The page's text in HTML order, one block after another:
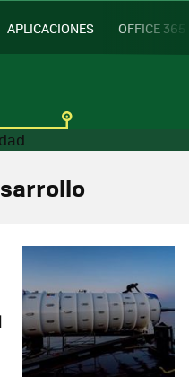
APLICACIONES OFFICE 365